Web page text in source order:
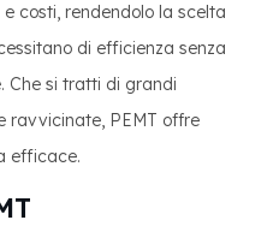
costi, rendendolo la scelta
di efficienza senza
Che si tratti di grandi
ravvicinate, PEMT offre
efficace.